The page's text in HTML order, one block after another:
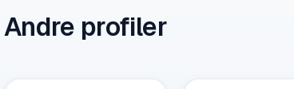
Andre profiler